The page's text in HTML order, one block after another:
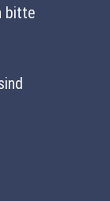
bitte